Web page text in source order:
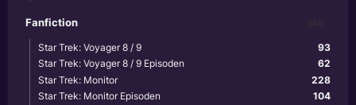
Fanfiction
93
Star Trek: Voyager 8 / 9
62
Star Trek: Voyager 8 / 9 Episoden
228
Star Trek: Monitor
104
Star Trek: Monitor Episoden